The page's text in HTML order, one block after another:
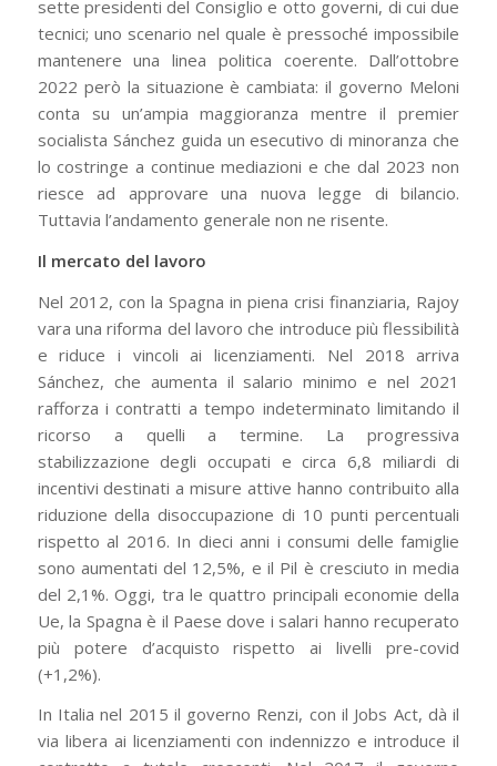
sette presidenti del Consiglio e otto governi, di cui due
tecnici; uno scenario nel quale è pressoché impossibile
mantenere una linea politica coerente. Dall’ottobre
2022 però la situazione è cambiata: il governo Meloni
conta su un’ampia maggioranza mentre il premier
socialista Sánchez guida un esecutivo di minoranza che
lo costringe a continue mediazioni e che dal 2023 non
riesce ad approvare una nuova legge di bilancio.
Tuttavia l’andamento generale non ne risente.
Il mercato del lavoro
Nel 2012, con la Spagna in piena crisi finanziaria, Rajoy
vara una riforma del lavoro che introduce più flessibilità
e riduce i vincoli ai licenziamenti. Nel 2018 arriva
Sánchez, che aumenta il salario minimo e nel 2021
rafforza i contratti a tempo indeterminato limitando il
ricorso a quelli a termine. La progressiva
stabilizzazione degli occupati e circa 6,8 miliardi di
incentivi destinati a misure attive hanno contribuito alla
riduzione della disoccupazione di 10 punti percentuali
rispetto al 2016. In dieci anni i consumi delle famiglie
sono aumentati del 12,5%, e il Pil è cresciuto in media
del 2,1%. Oggi, tra le quattro principali economie della
Ue, la Spagna è il Paese dove i salari hanno recuperato
più potere d’acquisto rispetto ai livelli pre-covid
(+1,2%).
In Italia nel 2015 il governo Renzi, con il Jobs Act, dà il
via libera ai licenziamenti con indennizzo e introduce il